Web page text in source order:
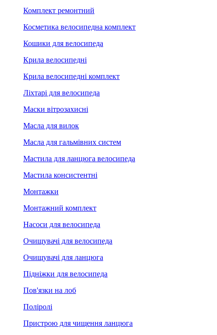
Комплект ремонтний
Косметика велосипедна комплект
Кошики для велосипеда
Крила велосипедні
Крила велосипедні комплект
Ліхтарі для велосипеда
Маски вітрозахисні
Масла для вилок
Масла для гальмівних систем
Мастила для ланцюга велосипеда
Мастила консистентні
Монтажки
Монтажний комплект
Насоси для велосипеда
Очищувачі для велосипеда
Очищувачі для ланцюга
Підніжки для велосипеда
Пов'язки на лоб
Поліролі
Пристрою для чищення ланцюга